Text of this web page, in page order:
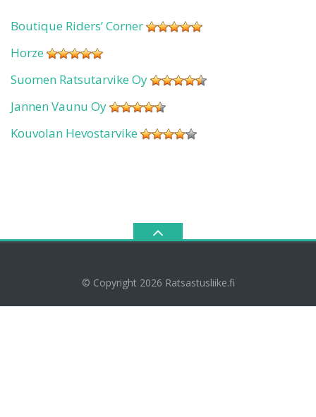
Boutique Riders’ Corner
Horze
Suomen Ratsutarvike Oy
Jannen Vaunu Oy
Kouvolan Hevostarvike
© Copyright 2026 Ratsastusliike.fi